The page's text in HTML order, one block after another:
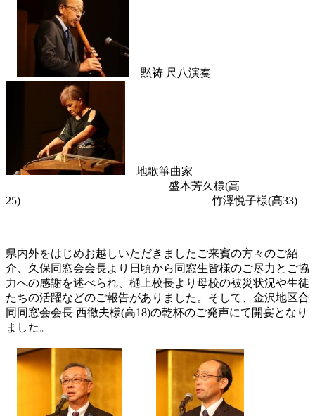
黙祷 尺八演奏
地歌箏曲家
盛本芳久様(高
25) 竹澤悦子様(高33)
県内外をはじめお越しいただきましたご来賓の方々のご紹
介、久保同窓会会長より日頃から同窓生皆様のご尽力とご協
力への感謝を述べられ、樋上校長より母校の被災状況や生徒
たちの活躍などのご報告がありました。そして、金沢地区合
同同窓会会長 西徹夫様(高18)の乾杯のご発声にて開宴となり
ました。